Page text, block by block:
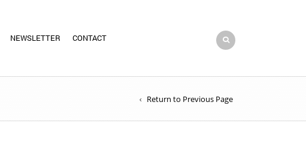
NEWSLETTER CONTACT
Return to Previous Page